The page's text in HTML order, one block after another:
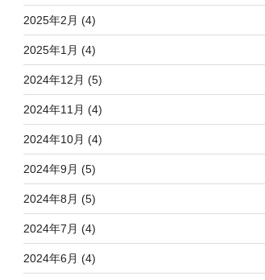
2025年2月 (4)
2025年1月 (4)
2024年12月 (5)
2024年11月 (4)
2024年10月 (4)
2024年9月 (5)
2024年8月 (5)
2024年7月 (4)
2024年6月 (4)